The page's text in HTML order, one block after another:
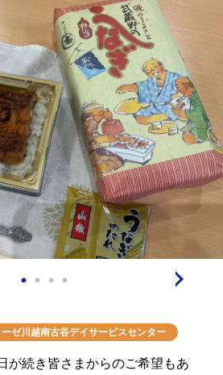
リ。
すがです。
ーゼ川越南古谷デイサービスセンター
が続き皆さまからのご希望もあ